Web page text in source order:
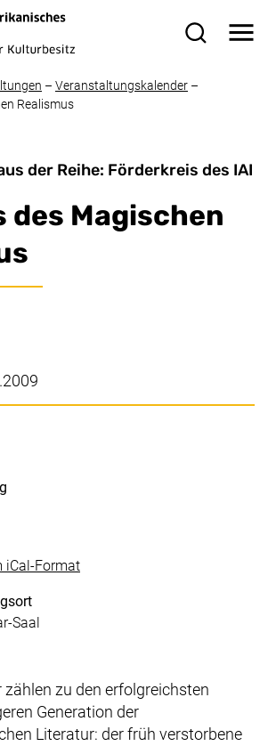
– Veranstaltungskalender –
Realismus
der Reihe: Förderkreis des IAI
Magischen
iCal-Format, 1 KB (öffnet neues Fenster)
Saal
zu den erfolgreichsten
Generation der
Literatur: der früh verstorbene